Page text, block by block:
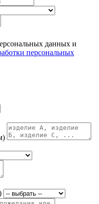
данных и
персональных